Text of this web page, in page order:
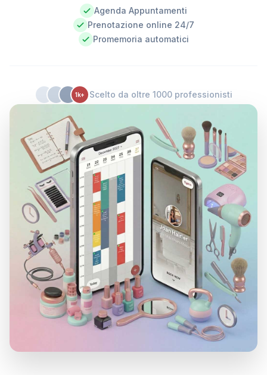
Agenda Appuntamenti
Prenotazione online 24/7
Promemoria automatici
1k+ Scelto da oltre 1000 professionisti